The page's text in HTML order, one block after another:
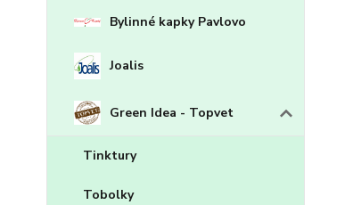
Bylinné kapky Pavlovo
Joalis
Green Idea - Topvet
Tinktury
Tobolky